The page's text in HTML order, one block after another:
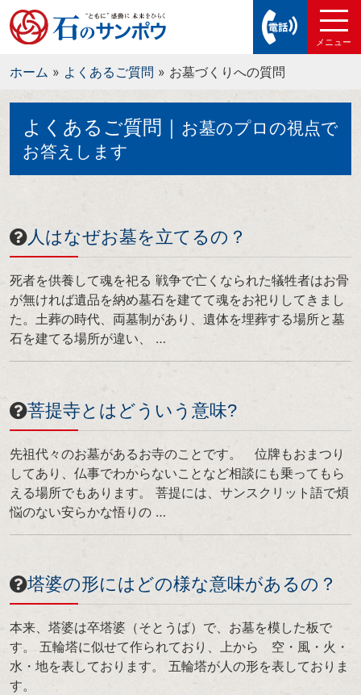
ホーム » よくあるご質問 » お墓づくりへの質問
よくあるご質問｜
お墓のプロの視点で
お答えします
人はなぜお墓を立てるの？
死者を供養して魂を祀る 戦争で亡くなられた犠牲者はお骨
が無ければ遺品を納め墓石を建てて魂をお祀りしてきまし
た。土葬の時代、両墓制があり、遺体を埋葬する場所と墓
石を建てる場所が違い、 …
菩提寺とはどういう意味?
先祖代々のお墓があるお寺のことです。 位牌もおまつり
してあり、仏事でわからないことなど相談にも乗ってもら
える場所でもあります。 菩提には、サンスクリット語で煩
悩のない安らかな悟りの …
塔婆の形にはどの様な意味があるの？
本来、塔婆は卒塔婆（そとうば）で、お墓を模した板で
す。 五輪塔に似せて作られており、上から 空・風・火・
水・地を表しております。 五輪塔が人の形を表しておりま
す。